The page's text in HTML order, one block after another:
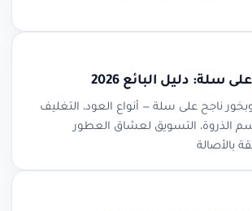
سلة: دليل البائع 2026
ناجح على سلة — أنواع العود، التغليف
الذروة، التسويق لعشاق العطور
بالأصالة